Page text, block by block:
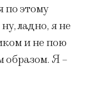
по этому
ладно, я не
и не пою
образом. Я –